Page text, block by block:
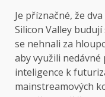
Je příznačné, že
Silicon Valley
se nehnali za
aby využili
inteligence k
mainstreamových